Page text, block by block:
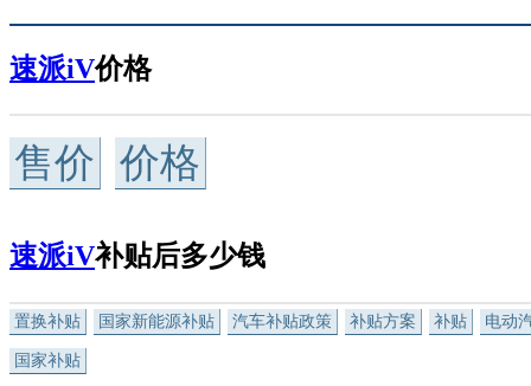
速派iV价格
售价 价格
速派iV补贴后多少钱
置换补贴 国家新能源补贴 汽车补贴政策 补贴方案 补贴 电动
国家补贴